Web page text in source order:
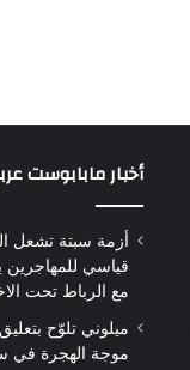
أخبار مابابوست
أزمة سبتة تشعل
قياسي للمهاجرين
مع الرباط تحت
ميلوني تلوّح
موجة الهجرة في